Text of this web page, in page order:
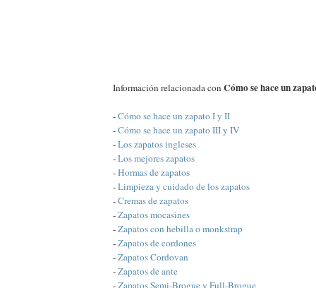
Información relacionada con Cómo se hace un
-Cómo se hace un zapato I y II
-Cómo se hace un zapato III y IV
-Los zapatos ingleses
-Los mejores zapatos
-Hormas de zapatos
-Limpieza y cuidado de los zapatos
-Cremas de zapatos
-Zapatos mocasines
-Zapatos con hebilla o monkstrap
-Zapatos de cordones
-Zapatos Cordovan
-Zapatos de ante
-Zapatos Semi-Brogue y Full-Brogue